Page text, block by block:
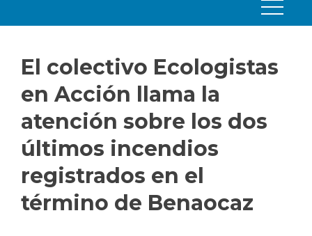
El colectivo Ecologistas
en Acción llama la
atención sobre los dos
últimos incendios
registrados en el
término de Benaocaz